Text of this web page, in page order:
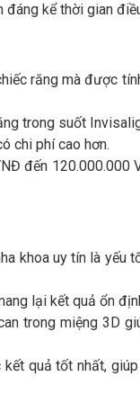
đáng kể thời gian
răng mà được
trong suốt
chi phí cao hơn.
đến 120.000.000
khoa uy tín là yếu
lại kết quả ổn
trong miệng 3D
quả tốt nhất,